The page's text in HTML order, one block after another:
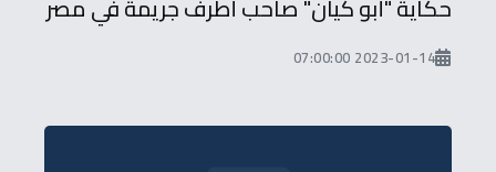
حكاية "أبو كيان" صاحب أطرف جريمة في مصر
2023-01-14 07:00:00